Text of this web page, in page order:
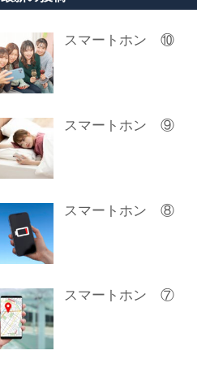
スマートホン ⑩
スマートホン ⑨
スマートホン ⑧
スマートホン ⑦